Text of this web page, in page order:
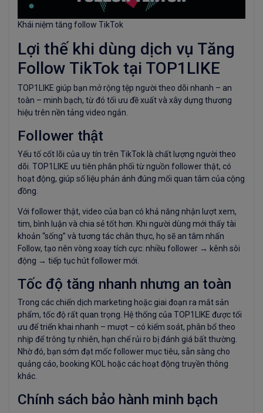
Khái niệm tăng follow TikTok
Lợi thế khi dùng dịch vụ Tăng
Follow TikTok tại TOP1LIKE
TOP1LIKE giúp bạn mở rộng tệp người theo dõi nhanh – an
toàn – minh bạch, từ đó tối ưu đề xuất và xây dựng thương
hiệu trên nền tảng video ngắn.
Follower thật
Yếu tố cốt lõi của uy tín trên TikTok là chất lượng người theo
dõi. TOP1LIKE ưu tiên phân phối từ nguồn follower thật, có
hoạt động, giúp số liệu phản ánh đúng mối quan tâm của cộng
đồng.
Với follower thật, video của bạn có khả năng nhận lượt xem,
tim, bình luận và chia sẻ tốt hơn. Khi người dùng mới thấy tài
khoản “sống” và tương tác chân thực, họ sẽ an tâm nhấn
Follow, tạo nên vòng xoay tích cực: nhiều follower → kênh sôi
động → tiếp tục hút follower mới.
Tốc độ tăng nhanh nhưng an toàn
Trong các chiến dịch marketing hoặc giai đoạn ra mắt sản
phẩm, tốc độ rất quan trọng. Hệ thống của TOP1LIKE được tối
ưu để triển khai nhanh – mượt – có kiểm soát, phân bổ theo
nhịp để trông tự nhiên, hạn chế rủi ro bị đánh giá bất thường.
Nhờ đó, bạn sớm đạt mốc follower mục tiêu, sẵn sàng cho
quảng cáo, booking KOL hoặc các hoạt động truyền thông
khác.
Chính sách bảo hành minh bạch